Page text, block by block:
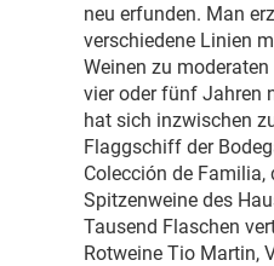
neu erfunden. Man
verschiedene Linien
Weinen zu
vier oder fünf Jahren
hat sich inzwischen
Flaggschiff der
Colección de Familia,
Spitzenweine des
Tausend Flaschen
Rotweine Tio Martin,